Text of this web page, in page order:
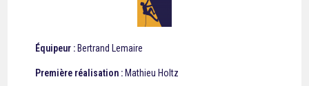
Équipeur : Bertrand Lemaire
Première réalisation : Mathieu Holtz